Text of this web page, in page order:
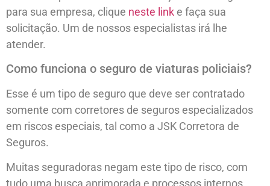
para sua empresa, clique neste link e faça sua
solicitação. Um de nossos especialistas irá lhe
atender.
Como funciona o seguro de viaturas policiais?
Esse é um tipo de seguro que deve ser contratado
somente com corretores de seguros especializados
em riscos especiais, tal como a JSK Corretora de
Seguros.
Muitas seguradoras negam este tipo de risco, com
tudo uma busca aprimorada e processos internos